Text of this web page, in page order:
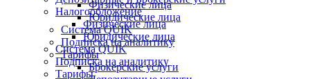
Налогообложение
Физические лица
Юридические лица
Система QUIK
Подписка на аналитику
Тарифы
Физические лица
Юридические лица
Система QUIK
Подписка на аналитику
Тарифы
Брокерские услуги